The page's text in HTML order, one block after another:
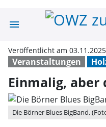
menu
Veranstaltungen
Veröffentlicht am
Einmalig, aber
Die Börner Blues BigBand.